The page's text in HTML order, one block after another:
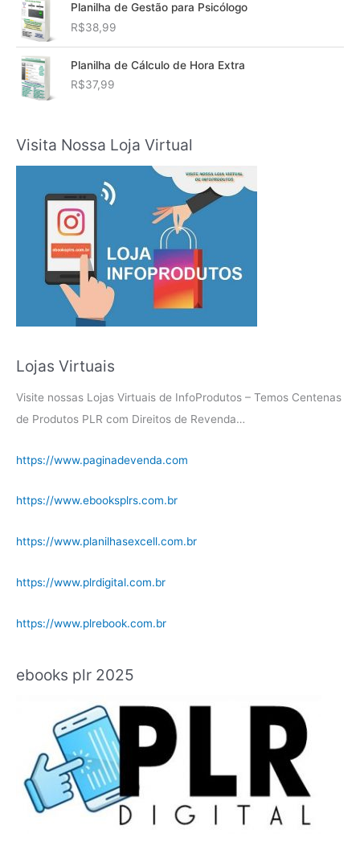
Planilha de Gestão para Psicólogo
R$38,99
Planilha de Cálculo de Hora Extra
R$37,99
Visita Nossa Loja Virtual
Lojas Virtuais
Visite nossas Lojas Virtuais de InfoProdutos – Temos Centenas
de Produtos PLR com Direitos de Revenda…
https://www.paginadevenda.com
https://www.ebooksplrs.com.br
https://www.planilhasexcell.com.br
https://www.plrdigital.com.br
https://www.plrebook.com.br
ebooks plr 2025